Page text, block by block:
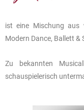
ist eine Mischung aus
Modern Dance, Ballett &
Zu bekannten
schauspielerisch